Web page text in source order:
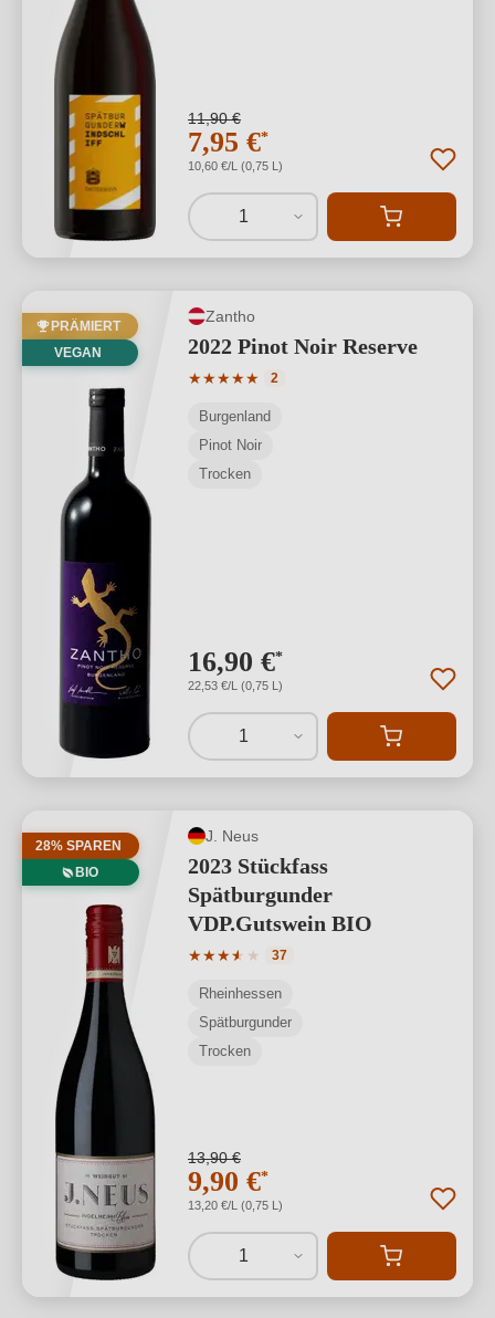
11,90 €
7,95 €*
10,60 €/L (0,75 L)
1
PRÄMIERT
VEGAN
Zantho
2022 Pinot Noir Reserve
★★★★★
Durchschnittliche Bewertung von 5
2
Burgenland
Pinot Noir
Trocken
16,90 €*
22,53 €/L (0,75 L)
1
28% SPAREN
BIO
J. Neus
2023 Stückfass
Spätburgunder
VDP.Gutswein BIO
★★★★
★ ★
Durchschnittliche Bewertung von 3.68
37
Rheinhessen
Spätburgunder
Trocken
13,90 €
9,90 €*
13,20 €/L (0,75 L)
1